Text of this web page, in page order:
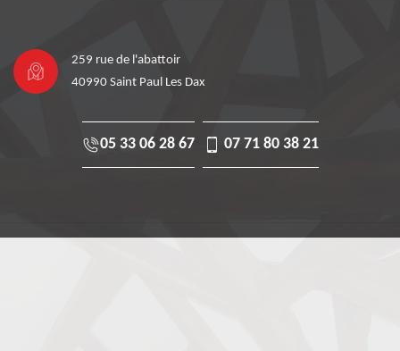
259 rue de l'abattoir
40990 Saint Paul Les Dax
05 33 06 28 67 07 71 80 38 21